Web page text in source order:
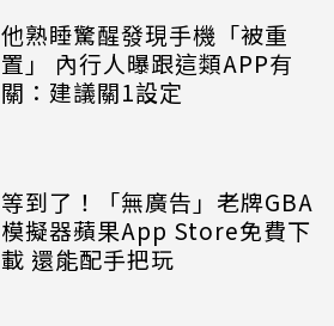
他熟睡驚醒發現手機「被重
置」 內行人曝跟這類APP有
關：建議關1設定
等到了！「無廣告」老牌GBA
模擬器蘋果App Store免費下
載 還能配手把玩